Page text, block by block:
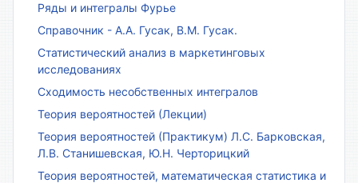
Ряды и интегралы Фурье
Справочник - А.А. Гусак, В.М. Гусак.
Статистический анализ в маркетинговых
исследованиях
Сходимость несобственных интегралов
Теория вероятностей (Лекции)
Теория вероятностей (Практикум) Л.С. Барковская,
Л.В. Станишевская, Ю.Н. Черторицкий
Теория вероятностей, математическая статистика и